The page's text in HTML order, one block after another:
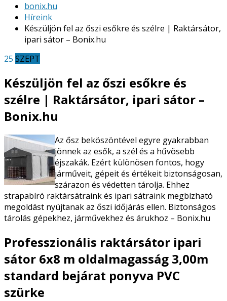
bonix.hu
Híreink
Készüljön fel az őszi esőkre és szélre | Raktársátor,
ipari sátor – Bonix.hu
25 SZEPT
Készüljön fel az őszi esőkre és
szélre | Raktársátor, ipari sátor –
Bonix.hu
Az ősz beköszöntével egyre gyakrabban
jönnek az esők, a szél és a hűvösebb
éjszakák. Ezért különösen fontos, hogy
járműveit, gépeit és értékeit biztonságosan,
szárazon és védetten tárolja. Ehhez
strapabíró raktársátraink és ipari sátraink megbízható
megoldást nyújtanak az őszi időjárás ellen. Biztonságos
tárolás gépekhez, járművekhez és árukhoz – Bonix.hu
Professzionális raktársátor ipari
sátor 6x8 m oldalmagasság 3,00m
standard bejárat ponyva PVC
szürke